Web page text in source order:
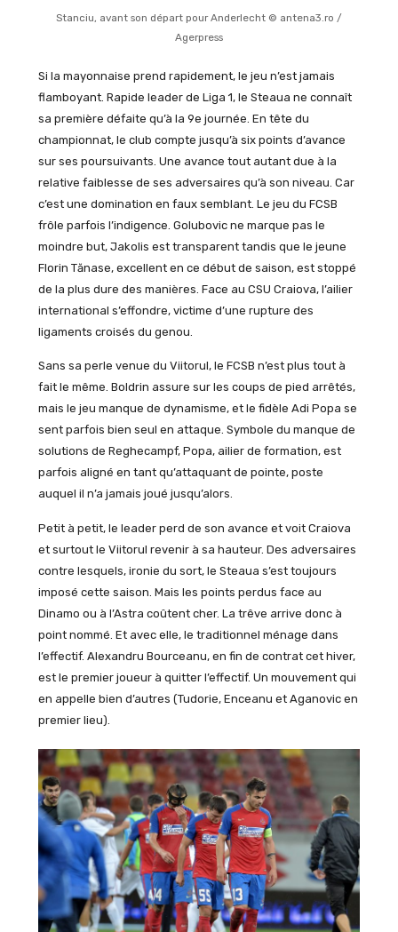
Stanciu, avant son départ pour Anderlecht © antena3.ro /
Agerpress
Si la mayonnaise prend rapidement, le jeu n’est jamais
flamboyant. Rapide leader de Liga 1, le Steaua ne connaît
sa première défaite qu’à la 9e journée. En tête du
championnat, le club compte jusqu’à six points d’avance
sur ses poursuivants. Une avance tout autant due à la
relative faiblesse de ses adversaires qu’à son niveau. Car
c’est une domination en faux semblant. Le jeu du FCSB
frôle parfois l’indigence. Golubovic ne marque pas le
moindre but, Jakolis est transparent tandis que le jeune
Florin Tănase, excellent en ce début de saison, est stoppé
de la plus dure des manières. Face au CSU Craiova, l’ailier
international s’effondre, victime d’une rupture des
ligaments croisés du genou.
Sans sa perle venue du Viitorul, le FCSB n’est plus tout à
fait le même. Boldrin assure sur les coups de pied arrêtés,
mais le jeu manque de dynamisme, et le fidèle Adi Popa se
sent parfois bien seul en attaque. Symbole du manque de
solutions de Reghecampf, Popa, ailier de formation, est
parfois aligné en tant qu’attaquant de pointe, poste
auquel il n’a jamais joué jusqu’alors.
Petit à petit, le leader perd de son avance et voit Craiova
et surtout le Viitorul revenir à sa hauteur. Des adversaires
contre lesquels, ironie du sort, le Steaua s’est toujours
imposé cette saison. Mais les points perdus face au
Dinamo ou à l’Astra coûtent cher. La trêve arrive donc à
point nommé. Et avec elle, le traditionnel ménage dans
l’effectif. Alexandru Bourceanu, en fin de contrat cet hiver,
est le premier joueur à quitter l’effectif. Un mouvement qui
en appelle bien d’autres (Tudorie, Enceanu et Aganovic en
premier lieu).